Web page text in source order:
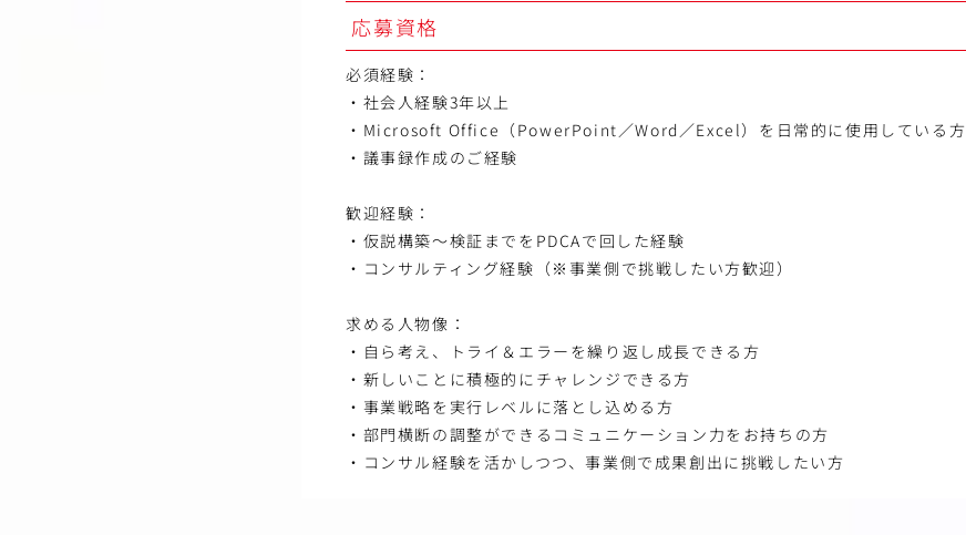
応募資格
必須経験：
・社会人経験3年以上
・Microsoft Office（PowerPoint／Word／Excel）を日常的に使用している方
・議事録作成のご経験
歓迎経験：
・仮説構築～検証までをPDCAで回した経験
・コンサルティング経験（※事業側で挑戦したい方歓迎）
求める人物像：
・自ら考え、トライ＆エラーを繰り返し成長できる方
・新しいことに積極的にチャレンジできる方
・事業戦略を実行レベルに落とし込める方
・部門横断の調整ができるコミュニケーション力をお持ちの方
・コンサル経験を活かしつつ、事業側で成果創出に挑戦したい方